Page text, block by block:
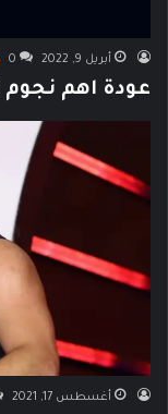
أبريل 9, 2022 0
عودة اهم نجوم WWE فى سماك داون امس
أغسطس 17, 2021